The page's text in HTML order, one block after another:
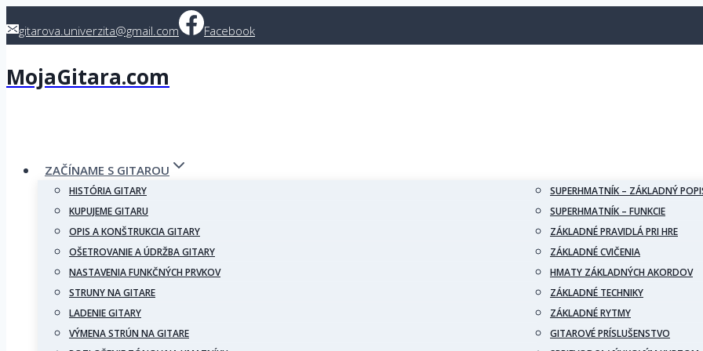
togitarova.univerzita@gmail.com Facebook
MojaGitara.com
ZAČÍNAME S GITAROU
HISTÓRIA GITARY
KUPUJEME GITARU
OPIS A KONŠTRUKCIA GITARY
OŠETROVANIE A ÚDRŽBA GITARY
NASTAVENIA FUNKČNÝCH PRVKOV
STRUNY NA GITARE
LADENIE GITARY
VÝMENA STRÚN NA GITARE
SUPERHMATNÍK – ZÁKLADNÝ
SUPERHMATNÍK – FUNKCIE
ZÁKLADNÉ PRAVIDLÁ PRI HRE
ZÁKLADNÉ CVIČENIA
HMATY ZÁKLADNÝCH AKORDOV
ZÁKLADNÉ TECHNIKY
ZÁKLADNÉ RYTMY
GITAROVÉ PRÍSLUŠENSTVO